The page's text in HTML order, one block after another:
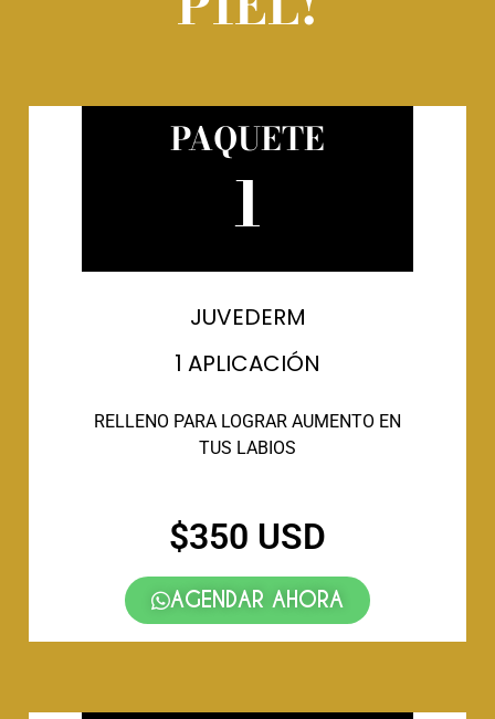
PAQUETE
1
JUVEDERM
1 APLICACIÓN
RELLENO PARA LOGRAR AUMENTO EN
TUS LABIOS
$350 USD
AGENDAR AHORA